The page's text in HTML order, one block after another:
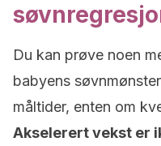
Du kan prøve noen
babyens
måltider, enten om
Akselerert vekst er